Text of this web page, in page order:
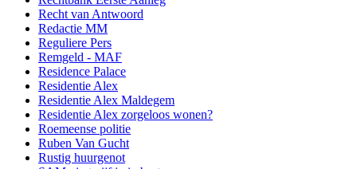
Recht van Antwoord
Redactie MM
Reguliere Pers
Remgeld - MAF
Residence Palace
Residentie Alex
Residentie Alex Maldegem
Residentie Alex zorgeloos wonen?
Roemeense politie
Ruben Van Gucht
Rustig huurgenot